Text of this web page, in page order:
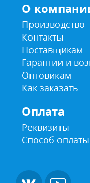
О
Производство
Контакты
Поставщикам
Гарантии и
Оптовикам
Как заказать
Оплата
Реквизиты
Способ оплаты